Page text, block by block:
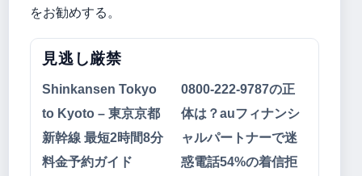
をお勧めする。
見逃し厳禁
Shinkansen Tokyo
to Kyoto – 東京京都
新幹線 最短2時間8分
料金予約ガイド
0800-222-9787の正
体は？auフィナンシ
ャルパートナーで迷
惑電話54%の着信拒